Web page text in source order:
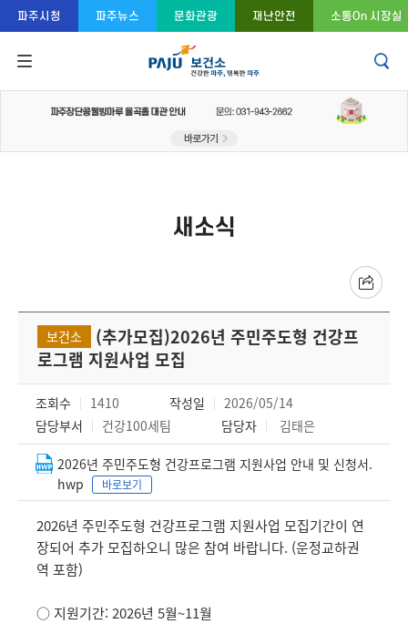
콘텐츠 바로가기
주메뉴 바로가기
푸터 바로가기
파주시청 파주뉴스 문화관광 재난안전 소통On 시장실
새소식
보건소
(추가모집)2026년 주민주도형 건강프
로그램 지원사업 모집
조회수 1410 작성일
2026/05/14
담당부서
건강100세팀 담당자 김태은
2026년 주민주도형 건강프로그램 지원사업 안내 및 신청서.
hwp
바로보기
2026년 주민주도형 건강프로그램 지원사업 모집기간이 연
장되어 추가 모집하오니 많은 참여 바랍니다. (운정교하권
역 포함)
○ 지원기간: 2026년 5월~11월